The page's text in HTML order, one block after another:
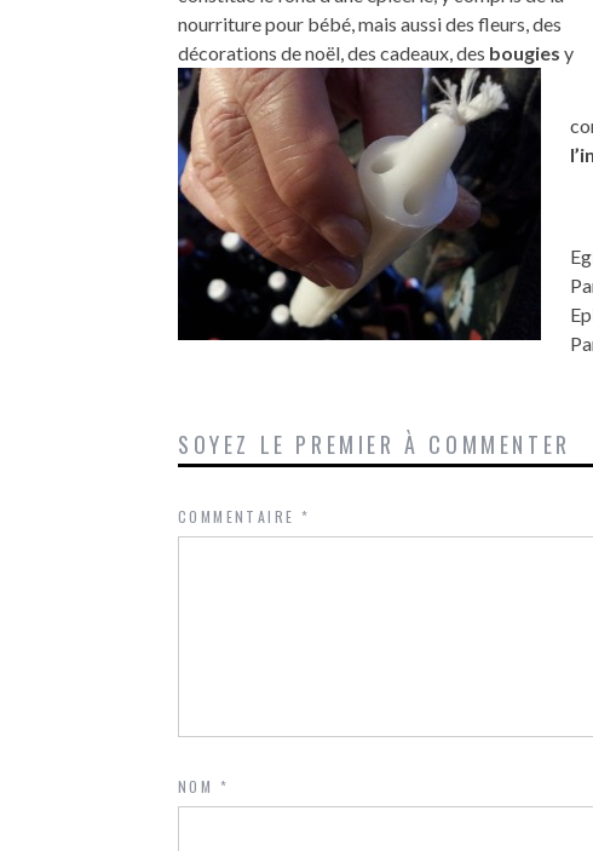
nourriture pour bébé, mais aussi des fleurs, des
décorations de noël, des cadeaux,des bougies y
SOYEZ LE PREMIER À COMMENTER
COMMENTAIRE *
NOM *